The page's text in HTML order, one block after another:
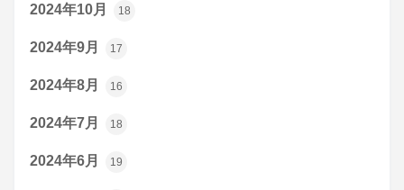
2024年10月 18
2024年9月 17
2024年8月 16
2024年7月 18
2024年6月 19